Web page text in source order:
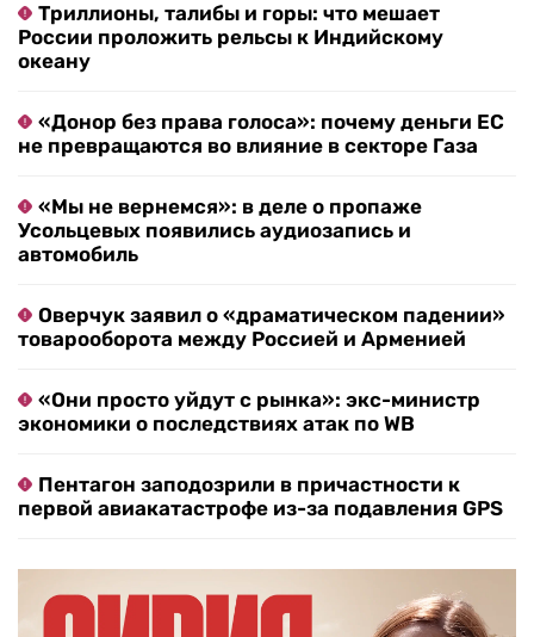
Триллионы, талибы и горы: что мешает
России проложить рельсы к Индийскому
океану
«Донор без права голоса»: почему деньги ЕС
не превращаются во влияние в секторе Газа
«Мы не вернемся»: в деле о пропаже
Усольцевых появились аудиозапись и
автомобиль
Оверчук заявил о «драматическом падении»
товарооборота между Россией и Арменией
«Они просто уйдут с рынка»: экс-министр
экономики о последствиях атак по WB
Пентагон заподозрили в причастности к
первой авиакатастрофе из-за подавления GPS